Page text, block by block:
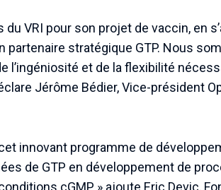
VRI pour son projet de vaccin, en
stratégique GTP. Nous
et de la flexibilité
Jérôme Bédier, Vice-président
innovant programme de
de GTP en développement de
cGMP » ajoute Eric Devic,